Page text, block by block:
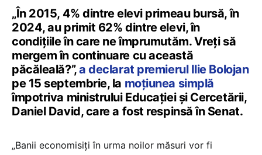
„În 2015, 4% dintre elevi primeau bursă, în
2024, au primit 62% dintre elevi, în
condițiile în care ne împrumutăm. Vreți să
mergem în continuare cu această
păcăleală?”,a declarat premierul Ilie Bolojan
pe 15 septembrie, la moțiunea simplă
împotriva ministrului Educației și Cercetării,
Daniel David, care a fost respinsă în Senat.
„Banii economisiți în urma noilor măsuri vor fi